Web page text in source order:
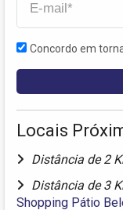
Concordo em
Locais
Distância de 2
Distância de 3
Shopping Pátio